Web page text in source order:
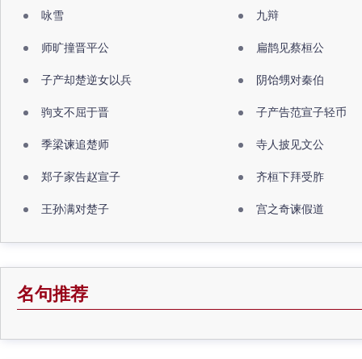
咏雪 九辩
师旷撞晋平公 扁鹊见蔡桓公
子产却楚逆女以兵 阴饴甥对秦伯
驹支不屈于晋 子产告范宣子轻币
季梁谏追楚师 寺人披见文公
郑子家告赵宣子 齐桓下拜受胙
王孙满对楚子 宫之奇谏假道
名句推荐